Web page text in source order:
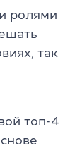
ролями
так
топ-4